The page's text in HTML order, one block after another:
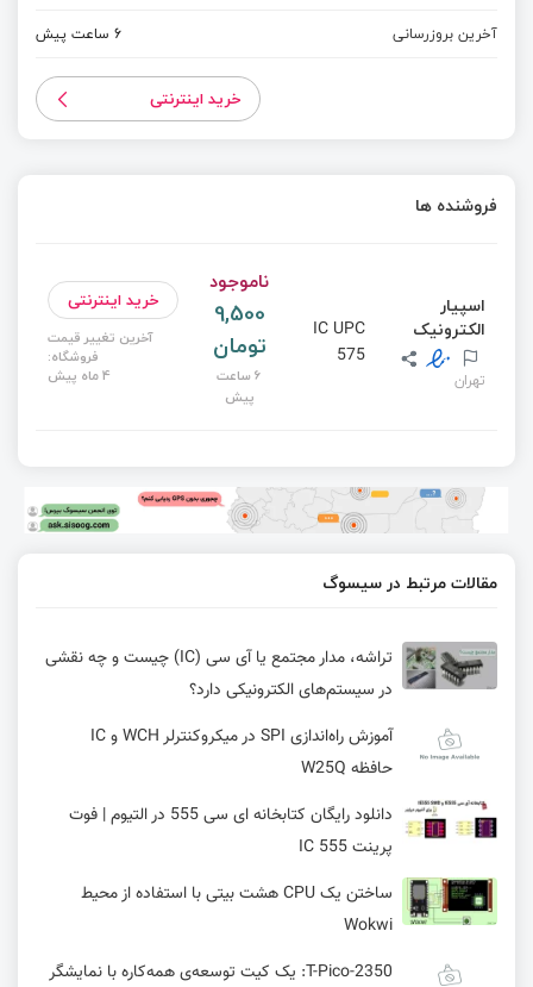
آخرین بروزرسانی
6 ساعت پیش
خرید اینترنتی
فروشنده ها
اسپیار
الکترونیک
تهران
IC UPC
575
ناموجود
9,500
تومان
6 ساعت
پیش
خرید اینترنتی
آخرین تغییر قیمت
فروشگاه:
4 ماه پیش
مقالات مرتبط در سیسوگ
تراشه، مدار مجتمع یا آی سی (IC) چیست و چه نقشی
در سیستم‌های الکترونیکی دارد؟
آموزش راه‌اندازی SPI در میکروکنترلر WCH و IC
حافظه W25Q
دانلود رایگان کتابخانه ای سی 555 در التیوم | فوت
پرینت IC 555
ساختن یک CPU هشت بیتی با استفاده از محیط
Wokwi
T-Pico-2350: یک کیت توسعه‌ی همه‌کاره با نمایشگر